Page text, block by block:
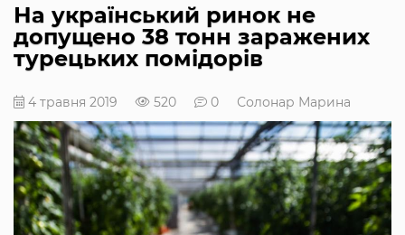
На український ринок не
допущено 38 тонн заражених
турецьких помідорів
4 травня 2019 520 0 Солонар Марина